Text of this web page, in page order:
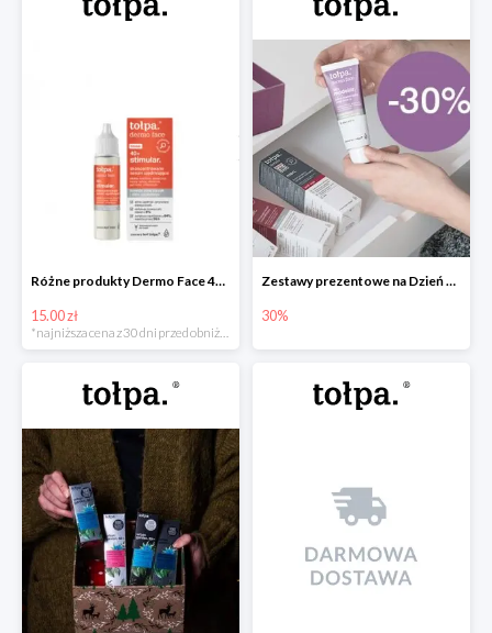
Różne produkty Dermo Face 40+stimular do -15zł
15.00 zł
*najniższa cena z 30 dni przed obniżką
Zestawy prezentowe na Dzień Babci i Dziadka w tołpa -30%
30%